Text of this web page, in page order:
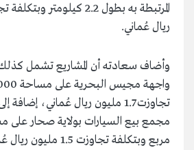
ريال عُماني.
وأضاف سعادته أن المشاريع تشمل
تجاوزت 1.7 مليون ريال عُماني،
مربع وبتكلفة تجاوزت